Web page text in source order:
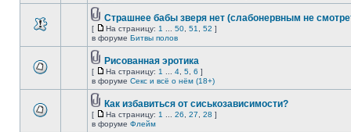
Страшнее бабы зверя нет (слабонервным не
[ На страницу: 1 50 51 52 ]
в форуме Битвы полов
Рисованная эротика
[ На страницу: 1 4 5 6 ]
в форуме Секс и всё о нём (18+)
Как избавиться от сиськозависимости?
[ На страницу: 1 26 27 28 ]
в форуме Флейм